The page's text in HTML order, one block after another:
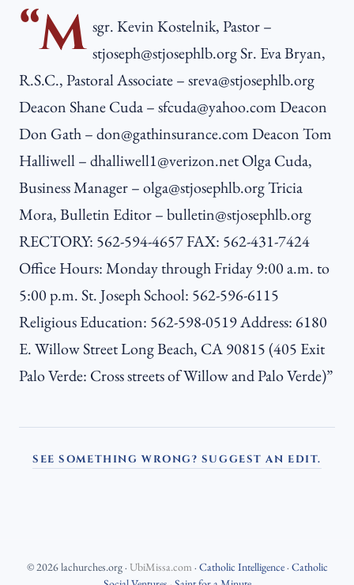
“M sgr. Kevin Kostelnik, Pastor –
stjoseph@stjosephlb.org Sr. Eva Bryan,
R.S.C., Pastoral Associate – sreva@stjosephlb.org
Deacon Shane Cuda – sfcuda@yahoo.com Deacon
Don Gath – don@gathinsurance.com Deacon Tom
Halliwell – dhalliwell1@verizon.net Olga Cuda,
Business Manager – olga@stjosephlb.org Tricia
Mora, Bulletin Editor – bulletin@stjosephlb.org
RECTORY: 562-594-4657 FAX: 562-431-7424
Office Hours: Monday through Friday 9:00 a.m. to
5:00 p.m. St. Joseph School: 562-596-6115
Religious Education: 562-598-0519 Address: 6180
E. Willow Street Long Beach, CA 90815 (405 Exit
Palo Verde: Cross streets of Willow and Palo Verde)”
SEE SOMETHING WRONG? SUGGEST AN EDIT.
©2026lachurches.org· UbiMissa.com · Catholic Intelligence· Catholic